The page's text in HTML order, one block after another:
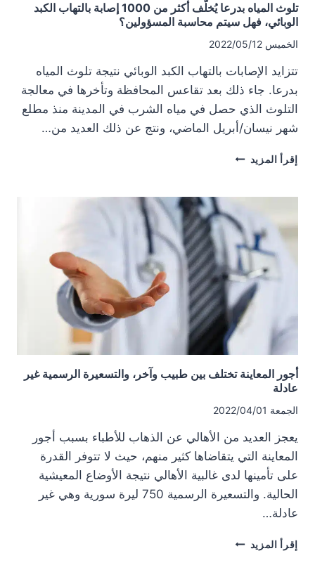
تلوث المياه بدرعا يُخلّف أكثر من 1000 إصابة بالتهاب الكبد
الوبائي، فهل سيتم محاسبة المسؤولين؟
الخميس 2022/05/12
تتزايد الإصابات بالتهاب الكبد الوبائي نتيجة تلوث المياه
بدرعا. جاء ذلك بعد تقاعس المحافظة وتأخرها في معالجة
التلوث الذي حصل في مياه الشرب في المدينة منذ مطلع
شهر نيسان/أبريل الماضي، ونتج عن ذلك العديد من…
إقرأ المزيد تلوث
يُخلّف
أكثر
من
1000
إصابة
بالتهاب
الكبد
الوبائي،
فهل
سيتم
محاسبة
أجور المعاينة تختلف بين طبيب وآخر، والتسعيرة الرسمية غير
عادلة
الجمعة 2022/04/01
يعجز العديد من الأهالي عن الذهاب للأطباء بسبب أجور
المعاينة التي يتقاضاها كثير منهم، حيث لا تتوفر القدرة
على تأمينها لدى غالبية الأهالي نتيجة الأوضاع المعيشية
الحالية. والتسعيرة الرسمية 750 ليرة سورية وهي غير
عادلة…
إقرأ المزيد أجور